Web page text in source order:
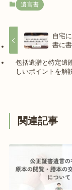
遺言書
自宅
書に
包括遺贈と特定遺
しいポイントを解
関連記事